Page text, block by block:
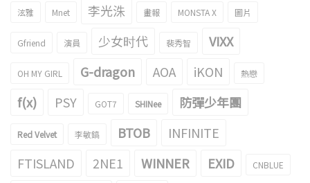
泫雅 Mnet 李光洙 畫報 MONSTA X 圖片
Gfriend 演員 少女时代 裴秀智 VIXX
OH MY GIRL G-dragon AOA iKON 熱戀
f(x) PSY GOT7 SHINee 防彈少年團
Red Velvet 李敏鎬 BTOB
INFINITE
FTISLAND
2NE1 WINNER EXID CNBLUE